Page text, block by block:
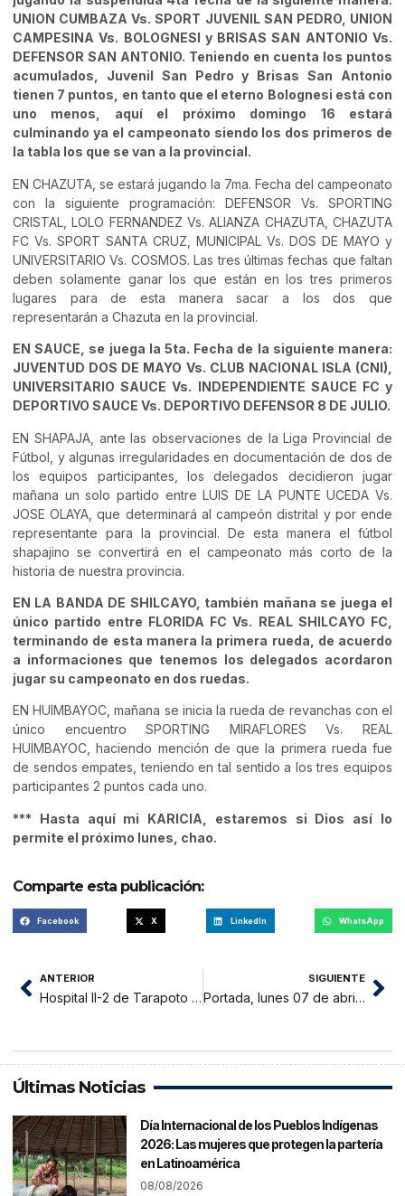
UNION CUMBAZA Vs. SPORT JUVENIL SAN PEDRO, UNION
CAMPESINA Vs. BOLOGNESI y BRISAS SAN ANTONIO Vs.
DEFENSOR SAN ANTONIO. Teniendo en cuenta los puntos
acumulados, Juvenil San Pedro y Brisas San Antonio
tienen 7 puntos, en tanto que el eterno Bolognesi está con
uno menos, aquí el próximo domingo 16 estará
culminando ya el campeonato siendo los dos primeros de
la tabla los que se van a la provincial.
EN CHAZUTA, se estará jugando la 7ma. Fecha del campeonato
con la siguiente programación: DEFENSOR Vs. SPORTING
CRISTAL, LOLO FERNANDEZ Vs. ALIANZA CHAZUTA, CHAZUTA
FC Vs. SPORT SANTA CRUZ, MUNICIPAL Vs. DOS DE MAYO y
UNIVERSITARIO Vs. COSMOS. Las tres últimas fechas que faltan
deben solamente ganar los que están en los tres primeros
lugares para de esta manera sacar a los dos que
representarán a Chazuta en la provincial.
EN SAUCE, se juega la 5ta. Fecha de la siguiente manera:
JUVENTUD DOS DE MAYO Vs. CLUB NACIONAL ISLA (CNI),
UNIVERSITARIO SAUCE Vs. INDEPENDIENTE SAUCE FC y
DEPORTIVO SAUCE Vs. DEPORTIVO DEFENSOR 8 DE JULIO.
EN SHAPAJA, ante las observaciones de la Liga Provincial de
Fútbol, y algunas irregularidades en documentación de dos de
los equipos participantes, los delegados decidieron jugar
mañana un solo partido entre LUIS DE LA PUNTE UCEDA Vs.
JOSE OLAYA, que determinará al campeón distrital y por ende
representante para la provincial. De esta manera el fútbol
shapajino se convertirá en el campeonato más corto de la
historia de nuestra provincia.
EN LA BANDA DE SHILCAYO, también mañana se juega el
único partido entre FLORIDA FC Vs. REAL SHILCAYO FC,
terminando de esta manera la primera rueda, de acuerdo
a informaciones que tenemos los delegados acordaron
jugar su campeonato en dos ruedas.
EN HUIMBAYOC, mañana se inicia la rueda de revanchas con el
único encuentro SPORTING MIRAFLORES Vs. REAL
HUIMBAYOC, haciendo mención de que la primera rueda fue
de sendos empates, teniendo en tal sentido a los tres equipos
participantes 2 puntos cada uno.
*** Hasta aquí mi KARICIA, estaremos si Dios así lo
permite el próximo lunes, chao.
Comparte esta publicación:
Facebook X LinkedIn WhatsApp
ANTERIOR
Hospital II-2 de Tarapoto solo atenderá casos graves de dengue ante disminución de contagios
SIGUIENTE
Portada, lunes 07 de abril 2025
Últimas Noticias
Día Internacional de los Pueblos Indígenas
2026: Las mujeres que protegen la partería
en Latinoamérica
08/08/2026